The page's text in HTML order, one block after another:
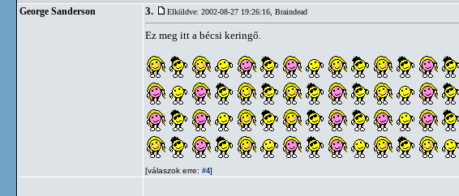
George Sanderson 3. Elküldve: 2002-08-27 19:26:16, Braindead
Ez meg itt a bécsi keringő.
[válaszok erre: #4]